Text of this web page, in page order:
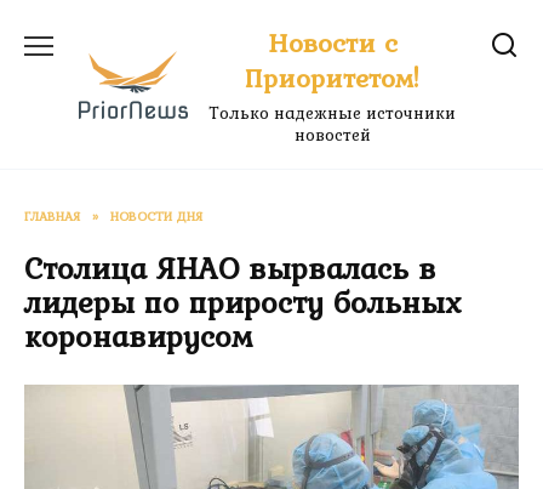
содержанию
Новости с
Приоритетом!
Только надежные источники
новостей
ГЛАВНАЯ » НОВОСТИ ДНЯ
Столица ЯНАО вырвалась в
лидеры по приросту больных
коронавирусом